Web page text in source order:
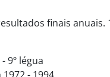
finais anuais.
9º légua